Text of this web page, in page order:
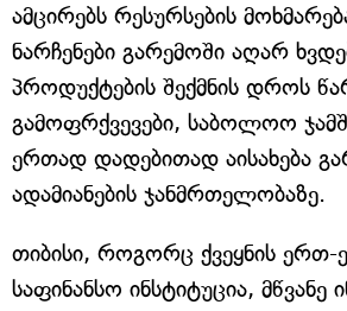
ამცირებს რესურსების
ნარჩენები გარემოში აღარ
პროდუქტების შექმნის დროს
გამოფრქვევები, საბოლოო
ერთად დადებითად აისახება
ადამიანების ჯანმრთელობაზე.
თიბისი, როგორც ქვეყნის ერთ-
საფინანსო ინსტიტუცია, მწვანე